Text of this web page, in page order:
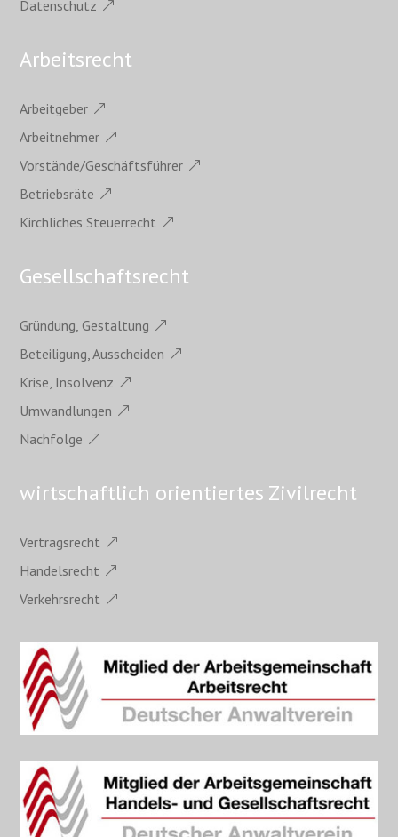
Datenschutz
Arbeitsrecht
Arbeitgeber
Arbeitnehmer
Vorstände/Geschäftsführer
Betriebsräte
Kirchliches Steuerrecht
Gesellschaftsrecht
Gründung, Gestaltung
Beteiligung, Ausscheiden
Krise, Insolvenz
Umwandlungen
Nachfolge
wirtschaftlich orientiertes Zivilrecht
Vertragsrecht
Handelsrecht
Verkehrsrecht